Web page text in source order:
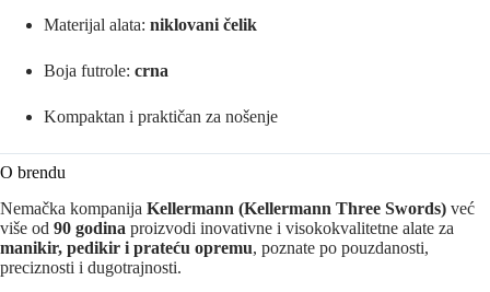
Materijal alata: niklovani čelik
Boja futrole: crna
Kompaktan i praktičan za nošenje
O brendu
Nemačka kompanija Kellermann (Kellermann Three Swords) već
više od 90 godina proizvodi inovativne i visokokvalitetne alate za
manikir, pedikir i prateću opremu, poznate po pouzdanosti,
preciznosti i dugotrajnosti.